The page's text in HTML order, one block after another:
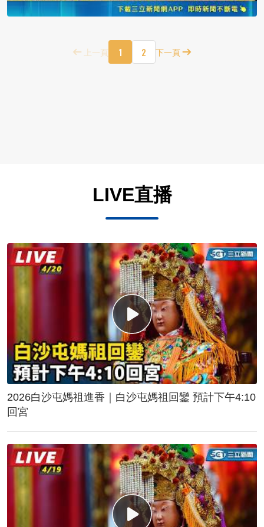
上一頁 1 2 下一頁
LIVE直播
2026白沙屯媽祖進香｜白沙屯媽祖回鑾 預計下午4:10
回宮